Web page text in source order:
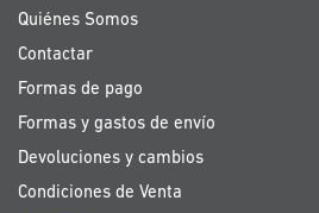
noticias:
Quiénes Somos
Contactar
Formas de pago
Formas y gastos de envío
Devoluciones y cambios
Condiciones de Venta